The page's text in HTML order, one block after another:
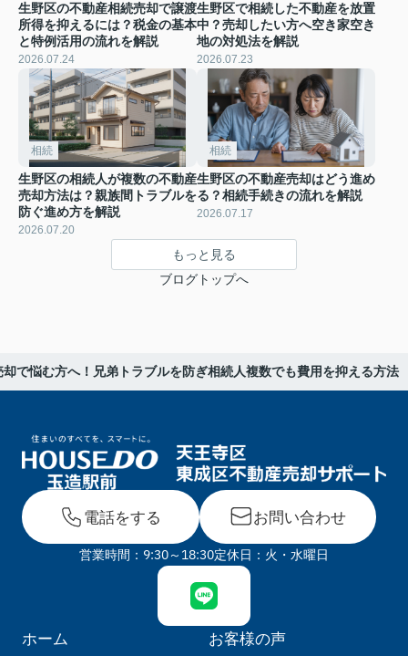
生野区の不動産相続売却で譲渡
所得を抑えるには？税金の基本
と特例活用の流れを解説
2026.07.24
生野区で相続した不動産を放置
中？売却したい方へ空き家空き
地の対処法を解説
2026.07.23
相続
生野区の相続人が複数の不動産
売却方法は？親族間トラブルを
防ぐ進め方を解説
2026.07.20
相続
生野区の不動産売却はどう進め
る？相続手続きの流れを解説
2026.07.17
もっと見る
ブログトップへ
で悩む方へ！兄弟トラブルを防ぎ相続人複数でも費用を抑える方法
電話をする お問い合わせ
営業時間：9:30～18:30定休日：火・水曜日
ホーム
お客様の声